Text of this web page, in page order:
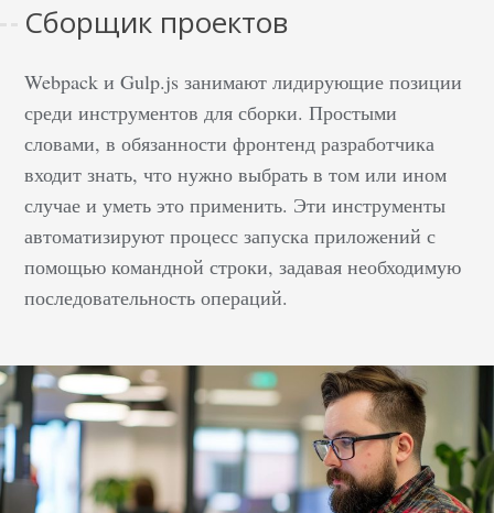
Сборщик проектов
Webpack и Gulp.js занимают лидирующие позиции
среди инструментов для сборки. Простыми
словами, в обязанности фронтенд разработчика
входит знать, что нужно выбрать в том или ином
случае и уметь это применить. Эти инструменты
автоматизируют процесс запуска приложений с
помощью командной строки, задавая необходимую
последовательность операций.